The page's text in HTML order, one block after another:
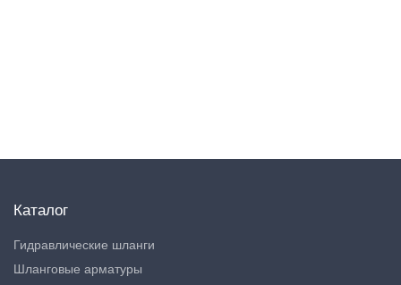
Каталог
Гидравлические шланги
Шланговые арматуры